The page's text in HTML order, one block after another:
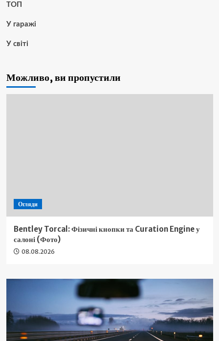
ТОП
У гаражі
У світі
Можливо, ви пропустили
Огляди
Bentley Torcal: Фізичні кнопки та Curation Engine у
салоні (Фото)
08.08.2026